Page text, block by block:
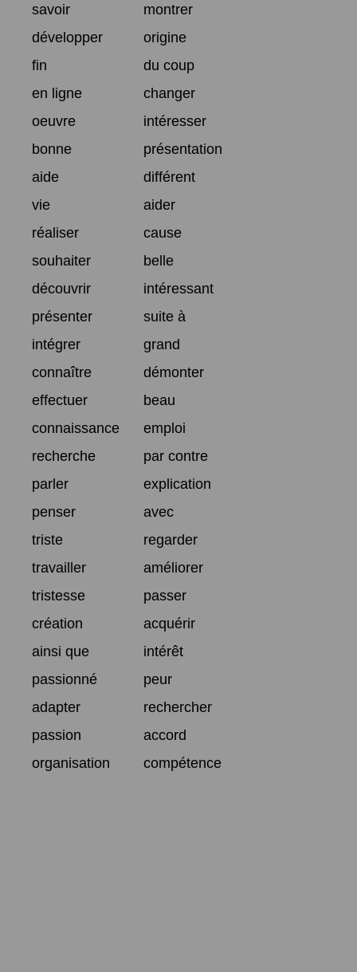
savoir
montrer
développer
origine
fin
du coup
en ligne
changer
oeuvre
intéresser
bonne
présentation
aide
différent
vie
aider
réaliser
cause
souhaiter
belle
découvrir
intéressant
présenter
suite à
intégrer
grand
connaître
démonter
effectuer
beau
connaissance
emploi
recherche
par contre
parler
explication
penser
avec
triste
regarder
travailler
améliorer
tristesse
passer
création
acquérir
ainsi que
intérêt
passionné
peur
adapter
rechercher
passion
accord
organisation
compétence